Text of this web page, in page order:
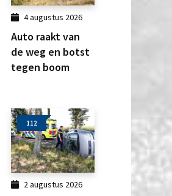
4 augustus 2026
Auto raakt van
de weg en botst
tegen boom
112
2 augustus 2026